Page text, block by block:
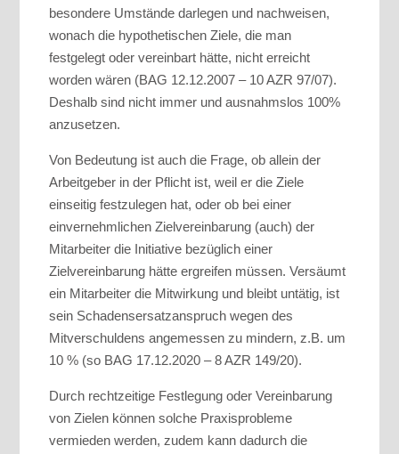
besondere Umstände darlegen und nachweisen,
wonach die hypothetischen Ziele, die man
festgelegt oder vereinbart hätte, nicht erreicht
worden wären (BAG 12.12.2007 – 10 AZR 97/07).
Deshalb sind nicht immer und ausnahmslos 100%
anzusetzen.
Von Bedeutung ist auch die Frage, ob allein der
Arbeitgeber in der Pflicht ist, weil er die Ziele
einseitig festzulegen hat, oder ob bei einer
einvernehmlichen Zielvereinbarung (auch) der
Mitarbeiter die Initiative bezüglich einer
Zielvereinbarung hätte ergreifen müssen. Versäumt
ein Mitarbeiter die Mitwirkung und bleibt untätig, ist
sein Schadensersatzanspruch wegen des
Mitverschuldens angemessen zu mindern, z.B. um
10 % (so BAG 17.12.2020 – 8 AZR 149/20).
Durch rechtzeitige Festlegung oder Vereinbarung
von Zielen können solche Praxisprobleme
vermieden werden, zudem kann dadurch die